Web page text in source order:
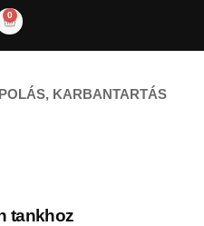
0
KARBANTARTÁS
tankhoz